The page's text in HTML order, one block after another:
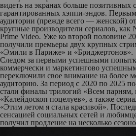
видеть на экранах больше позитивных
гарантированных хэппи-эндов.
аудитории (прежде всего — женской)
крупные производители сериалов, как
Prime Video. Уже ко второй половине
получили премьеры двух крупных
«Эмили в Париже» и «Бриджертонов».
Следом за первыми успешными
коммерчески и маркетингово
переключили свое внимание на более
аудиторию. За период с 2020 по 2025
стали финалы трилогий «Всем парням,
«Калейдоскоп поцелуев», а также
«Этим летом я стала красивой».
сенсацией социальных сетей и
получил продление на несколько